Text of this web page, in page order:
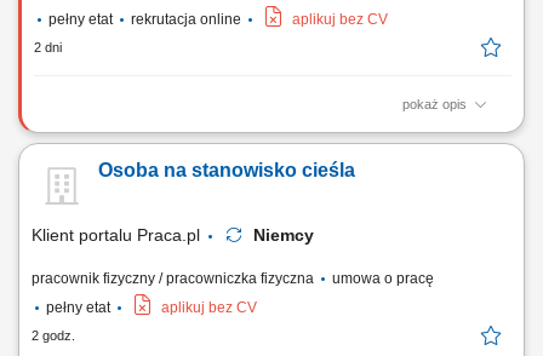
pełny etat
rekrutacja online aplikuj bez CV
2 dni
pokaż opis
Zakład produkcyjny specjalizujący się w stolarce drewnianej poszukuje
obowiązków: Obróbka i przygotowanie elementów drewnianych do
montażu; Cięcie i szlifowanie komponentów; Montaż okien, drzwi i
Osoba na stanowisko cieśla
Klient portalu Praca.pl Niemcy
pracownik fizyczny / pracowniczka fizyczna
umowa o pracę
pełny etat
aplikuj bez CV
2 godz.